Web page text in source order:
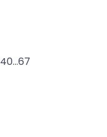
40...67